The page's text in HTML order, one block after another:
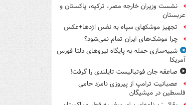
نشست وزیران خارجه مصر، ترکیه، پاکستان و
عربستان
تجهیز موشکهای سپاه به نفس اژدها+عکس
چرا موشک‌های ایران تمام نمی‌شود؟
شبیه‌سازی حمله به پایگاه نیروهای دلتا فورس
آمریکا
صاعقه جان فوتبالیست تایلندی را گرفت!
عصبانیت ترامپ از پیروزی نامزد حامی
فلسطین در میشیگان